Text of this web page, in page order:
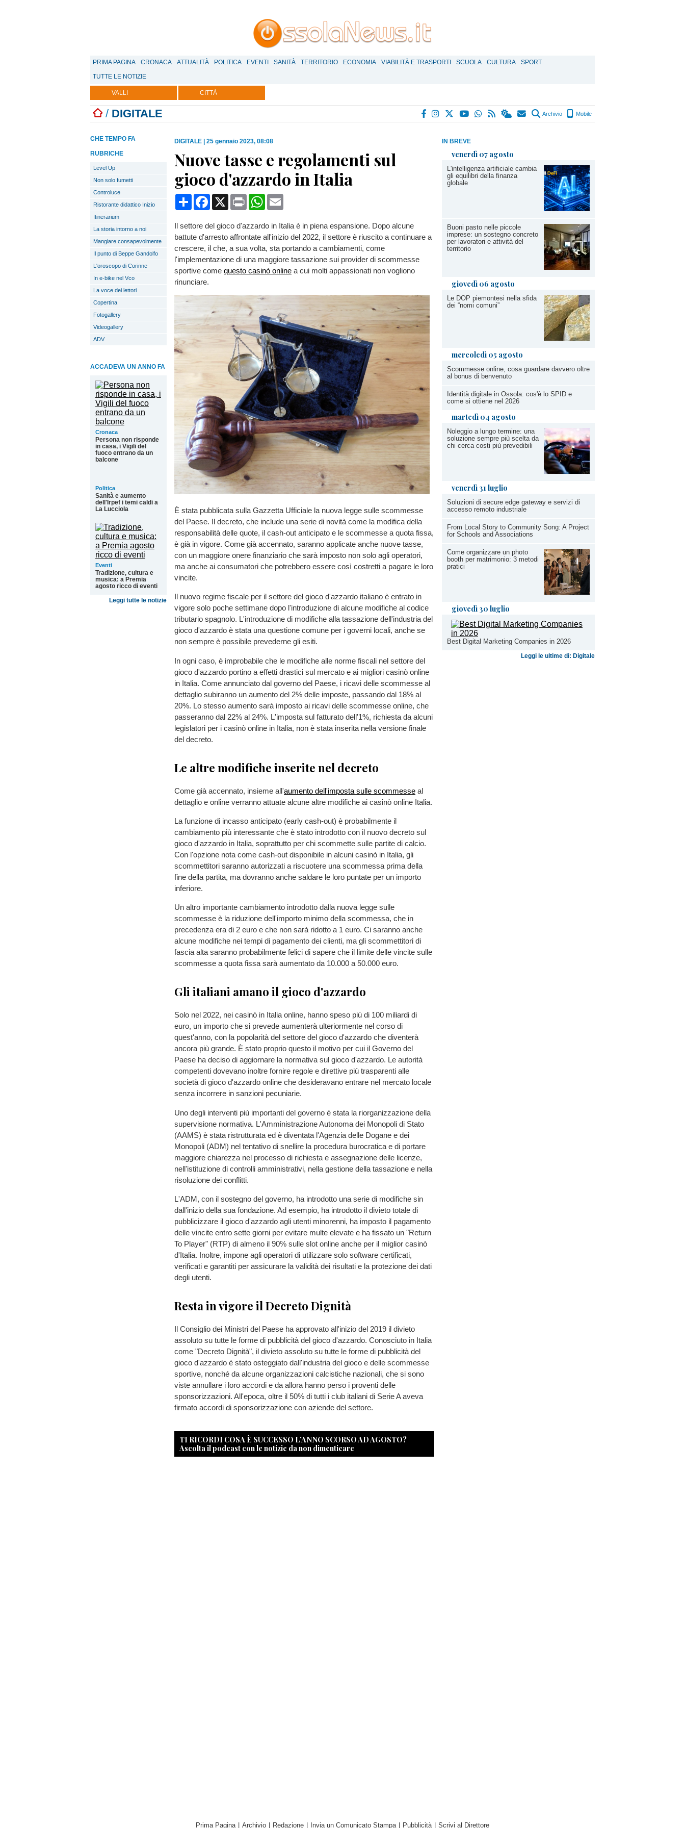
PRIMA PAGINA CRONACA ATTUALITÀ POLITICA EVENTI SANITÀ TERRITORIO ECONOMIA VIABILITÀ E TRASPORTI SCUOLA CULTURA
SPORT
TUTTE LE NOTIZIE
VALLI CITTÀ
/ DIGITALE Archivio Mobile
IN BREVE
venerdì 07 agosto
L'intelligenza artificiale cambia
gli equilibri della finanza
globale
Buoni pasto nelle piccole
imprese: un sostegno concreto
per lavoratori e attività del
territorio
giovedì 06 agosto
Le DOP piemontesi nella sfida
dei “nomi comuni”
mercoledì 05 agosto
Scommesse online, cosa guardare davvero oltre
al bonus di benvenuto
Identità digitale in Ossola: cos'è lo SPID e
come si ottiene nel 2026
martedì 04 agosto
Noleggio a lungo termine: una
soluzione sempre più scelta da
chi cerca costi più prevedibili
venerdì 31 luglio
Soluzioni di secure edge gateway e servizi di
accesso remoto industriale
From Local Story to Community Song: A Project
for Schools and Associations
Come organizzare un photo
booth per matrimonio: 3 metodi
pratici
giovedì 30 luglio
Best Digital Marketing Companies in 2026
Leggi le ultime di: Digitale
CHE TEMPO FA
RUBRICHE
Level Up
Non solo fumetti
Controluce
Ristorante didattico Inizio
Itinerarium
La storia intorno a noi
Mangiare consapevolmente
Il punto di Beppe Gandolfo
L'oroscopo di Corinne
In e-bike nel Vco
La voce dei lettori
Copertina
Fotogallery
Videogallery
ADV
ACCADEVA UN ANNO FA
Cronaca
Persona non risponde
in casa, i Vigili del
fuoco entrano da un
balcone
Politica
Sanità e aumento
dell'Irpef i temi caldi a
La Lucciola
Eventi
Tradizione, cultura e
musica: a Premia
agosto ricco di eventi
Leggi tutte le notizie
DIGITALE 25 gennaio 2023, 08:08
Nuove tasse e regolamenti sul
gioco d'azzardo in Italia
CondividiFacebook
X Print WhatsApp
Il settore del gioco d'azzardo in Italia è in piena espansione. Dopo alcune
battute d'arresto affrontate all'inizio del 2022, il settore è riuscito a continuare a
crescere, il che, a sua volta, sta portando a cambiamenti, come
l'implementazione di una maggiore tassazione sui provider di scommesse
sportive come questo casinò online a cui molti appassionati non vogliono
rinunciare.
È stata pubblicata sulla Gazzetta Ufficiale la nuova legge sulle scommesse
del Paese. Il decreto, che include una serie di novità come la modifica della
responsabilità delle quote, il cash-out anticipato e le scommesse a quota fissa,
è già in vigore. Come già accennato, saranno applicate anche nuove tasse,
con un maggiore onere finanziario che sarà imposto non solo agli operatori,
ma anche ai consumatori che potrebbero essere così costretti a pagare le loro
vincite.
Il nuovo regime fiscale per il settore del gioco d'azzardo italiano è entrato in
vigore solo poche settimane dopo l'introduzione di alcune modifiche al codice
tributario spagnolo. L'introduzione di modifiche alla tassazione dell'industria del
gioco d'azzardo è stata una questione comune per i governi locali, anche se
non sempre è possibile prevederne gli esiti.
In ogni caso, è improbabile che le modifiche alle norme fiscali nel settore del
gioco d'azzardo portino a effetti drastici sul mercato e ai migliori casinò online
in Italia. Come annunciato dal governo del Paese, i ricavi delle scommesse al
dettaglio subiranno un aumento del 2% delle imposte, passando dal 18% al
20%. Lo stesso aumento sarà imposto ai ricavi delle scommesse online, che
passeranno dal 22% al 24%. L'imposta sul fatturato dell'1%, richiesta da alcuni
legislatori per i casinò online in Italia, non è stata inserita nella versione finale
del decreto.
Le altre modifiche inserite nel decreto
Come già accennato, insieme all'aumento dell'imposta sulle scommesse al
dettaglio e online verranno attuate alcune altre modifiche ai casinò online Italia.
La funzione di incasso anticipato (early cash-out) è probabilmente il
cambiamento più interessante che è stato introdotto con il nuovo decreto sul
gioco d'azzardo in Italia, soprattutto per chi scommette sulle partite di calcio.
Con l'opzione nota come cash-out disponibile in alcuni casinò in Italia, gli
scommettitori saranno autorizzati a riscuotere una scommessa prima della
fine della partita, ma dovranno anche saldare le loro puntate per un importo
inferiore.
Un altro importante cambiamento introdotto dalla nuova legge sulle
scommesse è la riduzione dell'importo minimo della scommessa, che in
precedenza era di 2 euro e che non sarà ridotto a 1 euro. Ci saranno anche
alcune modifiche nei tempi di pagamento dei clienti, ma gli scommettitori di
fascia alta saranno probabilmente felici di sapere che il limite delle vincite sulle
scommesse a quota fissa sarà aumentato da 10.000 a 50.000 euro.
Gli italiani amano il gioco d'azzardo
Solo nel 2022, nei casinò in Italia online, hanno speso più di 100 miliardi di
euro, un importo che si prevede aumenterà ulteriormente nel corso di
quest'anno, con la popolarità del settore del gioco d'azzardo che diventerà
ancora più grande. È stato proprio questo il motivo per cui il Governo del
Paese ha deciso di aggiornare la normativa sul gioco d'azzardo. Le autorità
competenti dovevano inoltre fornire regole e direttive più trasparenti alle
società di gioco d'azzardo online che desideravano entrare nel mercato locale
senza incorrere in sanzioni pecuniarie.
Uno degli interventi più importanti del governo è stata la riorganizzazione della
supervisione normativa. L'Amministrazione Autonoma dei Monopoli di Stato
(AAMS) è stata ristrutturata ed è diventata l'Agenzia delle Dogane e dei
Monopoli (ADM) nel tentativo di snellire la procedura burocratica e di portare
maggiore chiarezza nel processo di richiesta e assegnazione delle licenze,
nell'istituzione di controlli amministrativi, nella gestione della tassazione e nella
risoluzione dei conflitti.
L'ADM, con il sostegno del governo, ha introdotto una serie di modifiche sin
dall'inizio della sua fondazione. Ad esempio, ha introdotto il divieto totale di
pubblicizzare il gioco d'azzardo agli utenti minorenni, ha imposto il pagamento
delle vincite entro sette giorni per evitare multe elevate e ha fissato un "Return
To Player" (RTP) di almeno il 90% sulle slot online anche per il miglior casinò
d'Italia. Inoltre, impone agli operatori di utilizzare solo software certificati,
verificati e garantiti per assicurare la validità dei risultati e la protezione dei dati
degli utenti.
Resta in vigore il Decreto Dignità
Il Consiglio dei Ministri del Paese ha approvato all'inizio del 2019 il divieto
assoluto su tutte le forme di pubblicità del gioco d'azzardo. Conosciuto in Italia
come "Decreto Dignità", il divieto assoluto su tutte le forme di pubblicità del
gioco d'azzardo è stato osteggiato dall'industria del gioco e delle scommesse
sportive, nonché da alcune organizzazioni calcistiche nazionali, che si sono
viste annullare i loro accordi e da allora hanno perso i proventi delle
sponsorizzazioni. All'epoca, oltre il 50% di tutti i club italiani di Serie A aveva
firmato accordi di sponsorizzazione con aziende del settore.
TI RICORDI COSA È SUCCESSO L’ANNO SCORSO AD AGOSTO?
Ascolta il podcast con le notizie da non dimenticare
Prima Pagina Archivio Redazione Invia un Comunicato Stampa Pubblicità Scrivi al Direttore